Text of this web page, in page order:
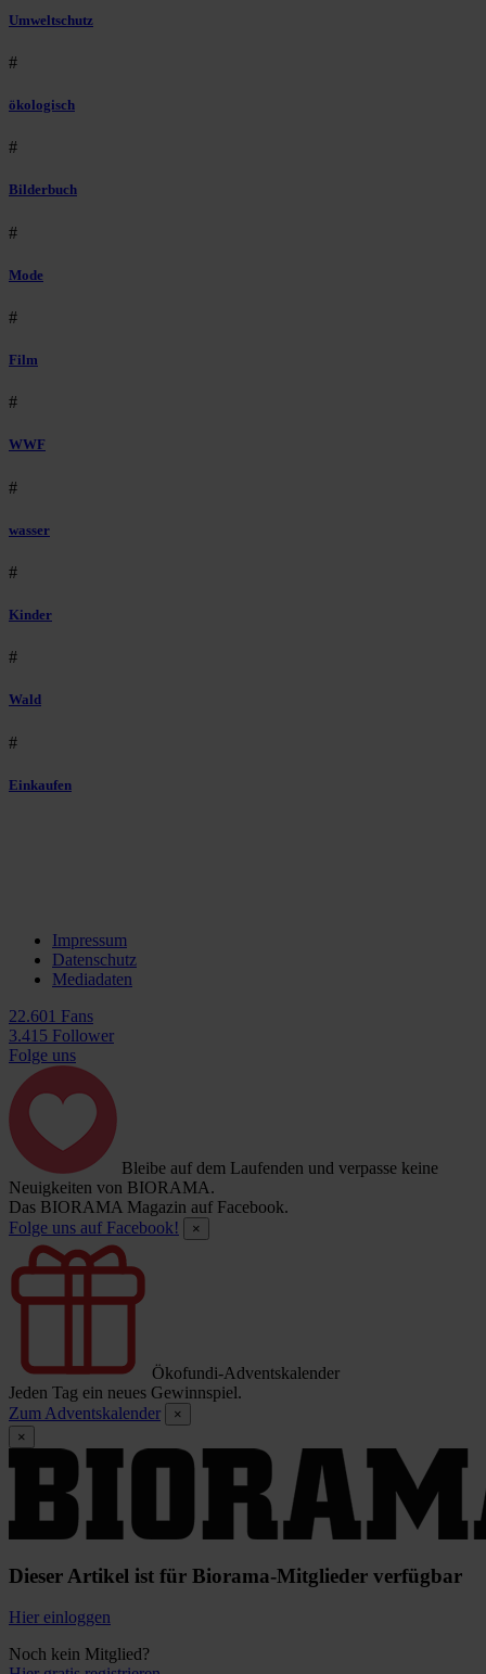
Umweltschutz
#
ökologisch
#
Bilderbuch
#
Mode
#
Film
#
WWF
#
wasser
#
Kinder
#
Wald
#
Einkaufen
Impressum
Datenschutz
Mediadaten
22.601 Fans
3.415 Follower
Folge uns
Bleibe auf dem Laufenden und verpasse keine
Neuigkeiten von BIORAMA.
Das BIORAMA Magazin auf Facebook.
Folge uns auf Facebook!
×
Ökofundi-Adventskalender
Jeden Tag ein neues Gewinnspiel.
Zum Adventskalender
×
×
Dieser Artikel ist für Biorama-Mitglieder verfügbar
Hier einloggen
Noch kein Mitglied?